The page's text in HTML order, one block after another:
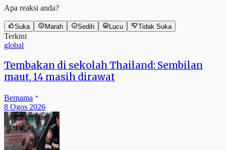
Apa reaksi anda?
Suka Marah Sedih Lucu Tidak Suka
Terkini
global
Tembakan di sekolah Thailand: Sembilan
maut, 14 masih dirawat
Bernama
8 Ogos 2026